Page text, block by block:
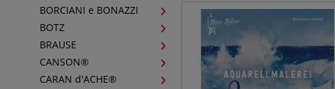
BORCIANI e BONAZZI
BOTZ
BRAUSE
CANSON®
CARAN d'ACHE®